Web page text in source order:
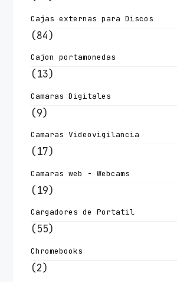
Cajas externas para Discos
(84)
Cajon portamonedas
(13)
Camaras Digitales
(9)
Camaras Videovigilancia
(17)
Camaras web - Webcams
(19)
Cargadores de Portatil
(55)
Chromebooks
(2)